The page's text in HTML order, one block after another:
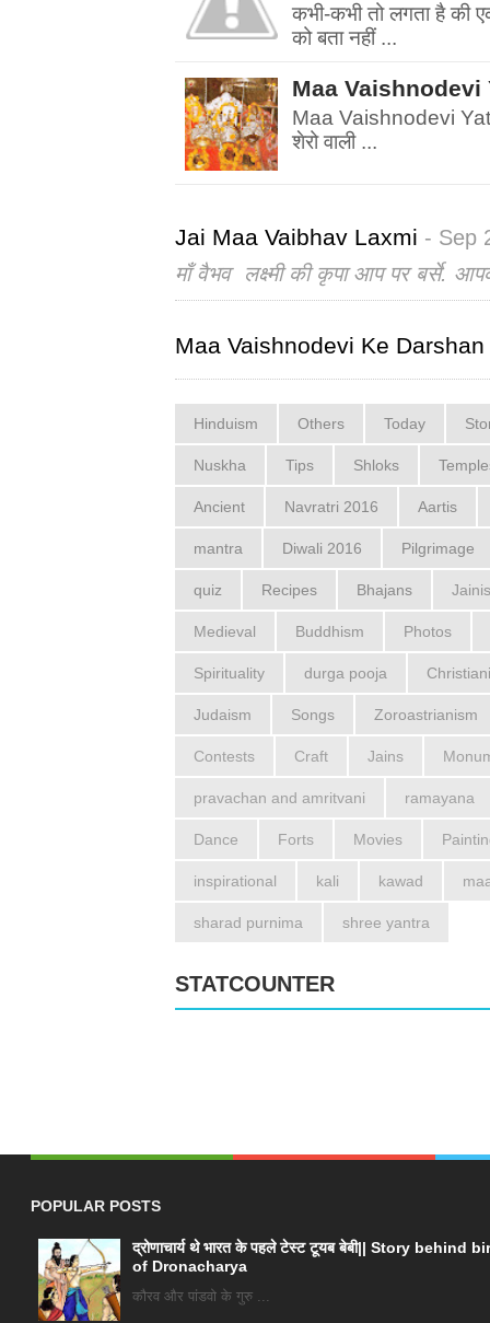
कभी-कभी तो लगता है की
को बता नहीं ...
Maa Vaishnodevi
Maa Vaishnodevi
शेरो वाली ...
Jai Maa Vaibhav Laxmi - Sep
माँ वैभव लक्ष्मी की कृपा आप पर बर्से.
Maa Vaishnodevi Ke Darshan
Hinduism Others Today
Nuskha Tips Shloks
Ancient Navratri 2016 Aartis
mantra Diwali 2016 Pilgrimage
quiz Recipes Bhajans
Medieval Buddhism Photos
Spirituality durga pooja
Judaism Songs Zoroastrianism
Contests Craft Jains
pravachan and amritvani ramayana
Dance Forts Movies
inspirational kali kawad
sharad purnima shree yantra
STATCOUNTER
POPULAR POSTS
द्रोणाचार्य थे भारत के पहले टेस्ट टूयब बेबी|| Story behind
of Dronacharya
कौरव और पांडवो के गुरु ...